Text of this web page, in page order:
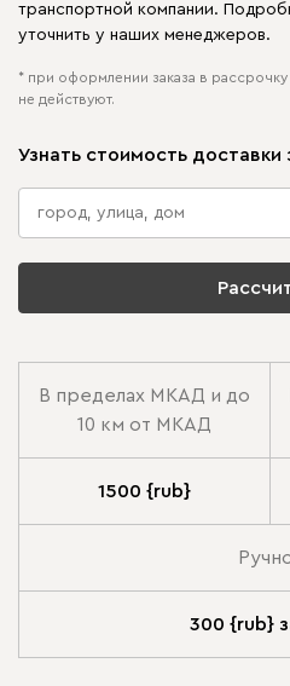
транспортной компании.
уточнить у наших менеджеров.
* при оформлении заказа в рассрочку
не действуют.
Узнать стоимость доставки
В пределах МКАД и до
10 км от МКАД
1500 {rub}
300 {rub}